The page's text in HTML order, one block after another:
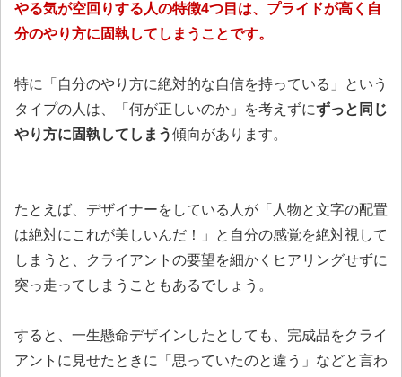
やる気が空回りする人の特徴4つ目は、プライドが高く自
分のやり方に固執してしまうことです。
特に「自分のやり方に絶対的な自信を持っている」という
タイプの人は、「何が正しいのか」を考えずにずっと同じ
やり方に固執してしまう傾向があります。
たとえば、デザイナーをしている人が「人物と文字の配置
は絶対にこれが美しいんだ！」と自分の感覚を絶対視して
しまうと、クライアントの要望を細かくヒアリングせずに
突っ走ってしまうこともあるでしょう。
すると、一生懸命デザインしたとしても、完成品をクライ
アントに見せたときに「思っていたのと違う」などと言わ